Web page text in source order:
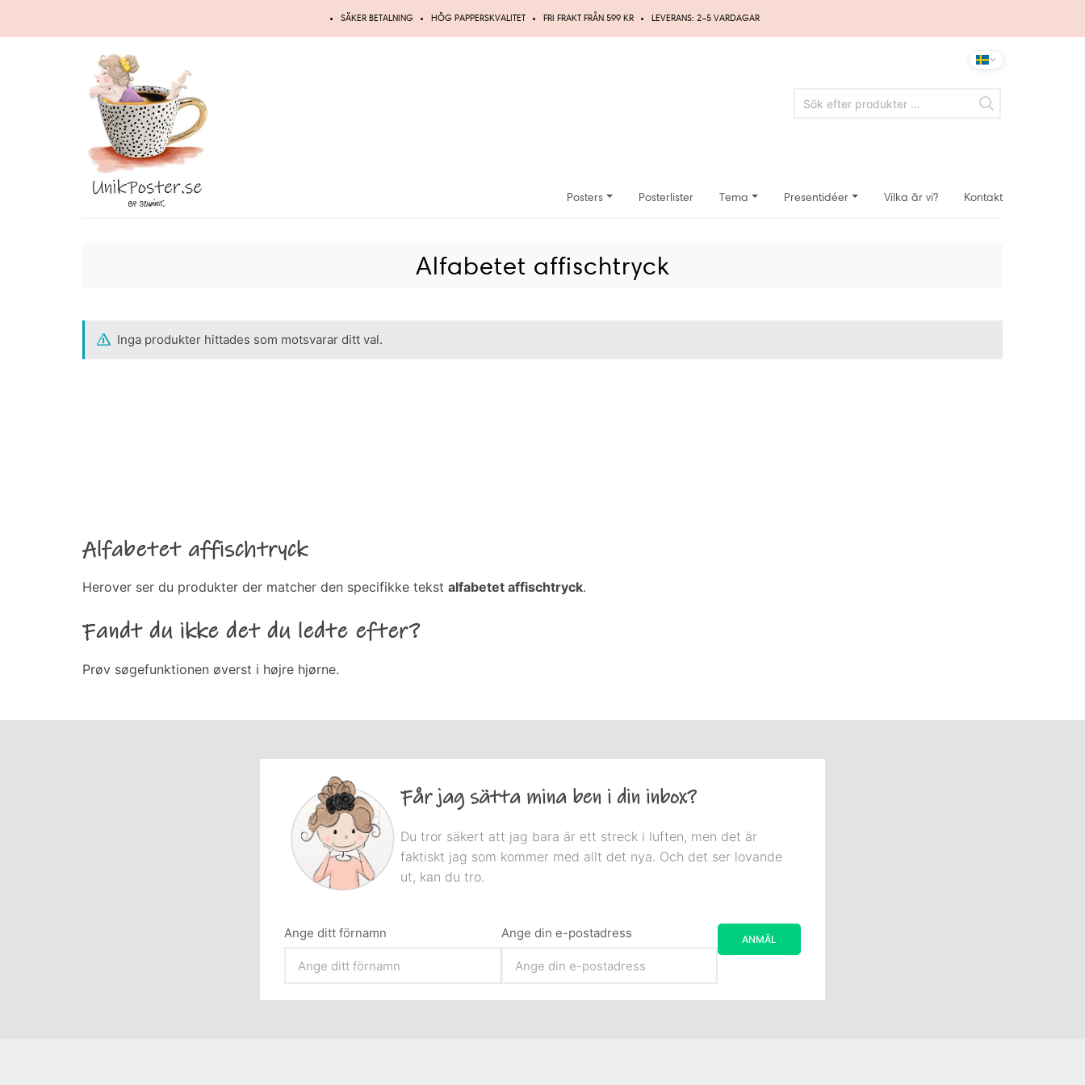
SÄKER BETALNING HÖG PAPPERSKVALITET FRI FRAKT FRÅN 599 KR LEVERANS: 2–5 VARDAGAR
Posters Posterlister Tema Presentidéer Vilka är vi? Kontakt
Alfabetet affischtryck
Inga produkter hittades som motsvarar ditt val.
Alfabetet affischtryck
Herover ser du produkter der matcher den specifikke tekst alfabetet affischtryck.
Fandt du ikke det du ledte efter?
Prøv søgefunktionen øverst i højre hjørne.
Får jag sätta mina ben i din inbox?
Du tror säkert att jag bara är ett streck i luften, men det är
faktiskt jag som kommer med allt det nya. Och det ser lovande
ut, kan du tro.
Ange ditt förnamn Ange din e-postadress